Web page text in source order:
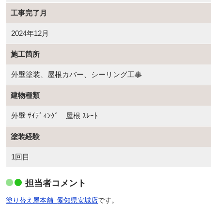
工事完了月
2024年12月
施工箇所
外壁塗装、屋根カバー、シーリング工事
建物種類
外壁 ｻｲﾃﾞｨﾝｸﾞ 屋根 ｽﾚｰﾄ
塗装経験
1回目
担当者コメント
塗り替え屋本舗愛知県安城店です。